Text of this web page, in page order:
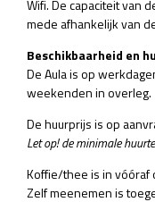
Wifi. De capaciteit van
mede afhankelijk van
Beschikbaarheid en
De Aula is op
weekenden in overleg.
De huurprijs is op
Let op! de minimale
Koffie/thee is in vóóraf
Zelf meenemen is